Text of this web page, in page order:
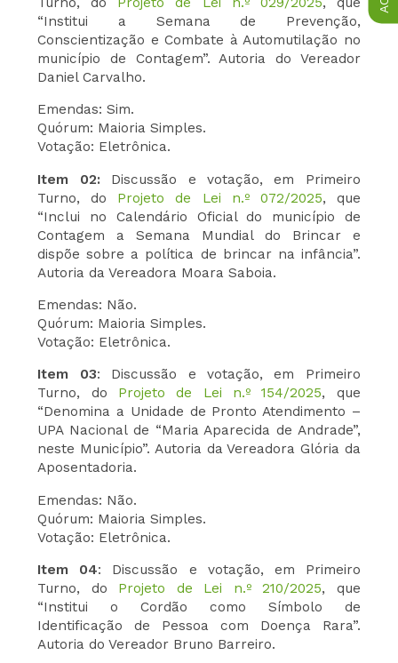
“Institui a Semana de Prevenção,
Conscientização e Combate à Automutilação no
município de Contagem”. Autoria do Vereador
Daniel Carvalho.
Emendas: Sim.
Quórum: Maioria Simples.
Votação: Eletrônica.
Item 02: Discussão e votação, em Primeiro
Turno, do Projeto de Lei n.º 072/2025, que
“Inclui no Calendário Oficial do município de
Contagem a Semana Mundial do Brincar e
dispõe sobre a política de brincar na infância”.
Autoria da Vereadora Moara Saboia.
Emendas: Não.
Quórum: Maioria Simples.
Votação: Eletrônica.
Item 03: Discussão e votação, em Primeiro
Turno, do Projeto de Lei n.º 154/2025, que
“Denomina a Unidade de Pronto Atendimento –
UPA Nacional de “Maria Aparecida de Andrade”,
neste Município”. Autoria da Vereadora Glória da
Aposentadoria.
Emendas: Não.
Quórum: Maioria Simples.
Votação: Eletrônica.
Item 04: Discussão e votação, em Primeiro
Turno, do Projeto de Lei n.º 210/2025, que
“Institui o Cordão como Símbolo de
Identificação de Pessoa com Doença Rara”.
Autoria do Vereador Bruno Barreiro.